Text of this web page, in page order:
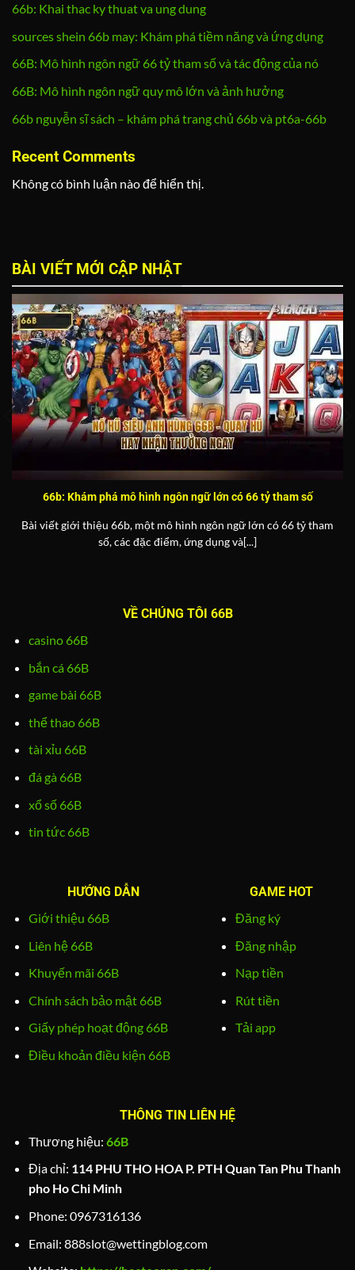
66b: Khai thac ky thuat va ung dung
sources shein 66b may: Khám phá tiềm năng và ứng dụng
66B: Mô hình ngôn ngữ 66 tỷ tham số và tác động của nó
66B: Mô hình ngôn ngữ quy mô lớn và ảnh hưởng
66b nguyễn sĩ sách – khám phá trang chủ 66b và pt6a-66b
Recent Comments
Không có bình luận nào để hiển thị.
BÀI VIẾT MỚI CẬP NHẬT
66b: Khám phá mô hình ngôn ngữ lớn có 66 tỷ tham số
Bài viết giới thiệu 66b, một mô hình ngôn ngữ lớn có 66 tỷ tham
số, các đặc điểm, ứng dụng và[...]
VỀ CHÚNG TÔI 66B
casino 66B
bắn cá 66B
game bài 66B
thể thao 66B
tài xỉu 66B
đá gà 66B
xổ số 66B
tin tức 66B
HƯỚNG DẪN
Giới thiệu 66B
Liên hệ 66B
Khuyến mãi 66B
Chính sách bảo mật 66B
Giấy phép hoạt động 66B
Điều khoản điều kiện 66B
GAME HOT
Đăng ký
Đăng nhập
Nạp tiền
Rút tiền
Tải app
THÔNG TIN LIÊN HỆ
Thương hiệu: 66B
Địa chỉ: 114 PHU THO HOA P. PTH Quan Tan Phu Thanh
pho Ho Chi Minh
Phone: 0967316136
Email: 888slot@wettingblog.com